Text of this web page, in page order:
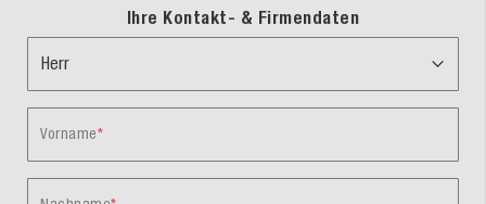
Ihre Kontakt- & Firmendaten
Vorname